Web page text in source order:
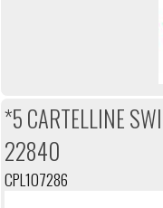
*5 CARTELLINE
22840
CPL107286